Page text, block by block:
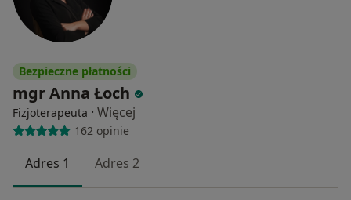
Bezpieczne płatności
mgr Anna Łoch
Fizjoterapeuta · Więcej
162 opinie
Adres 1 Adres 2